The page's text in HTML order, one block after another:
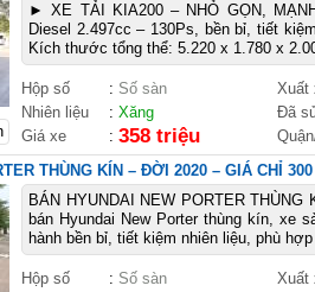
► XE TẢI KIA200 – NHỎ GỌN,
Diesel 2.497cc – 130Ps, bền bỉ, tiết
Kích thước tổng thể: 5.220 x 1.780 x
Hộp số : Số sàn Xuất
Nhiên liệu
: Xăng Đã
Giá xe
: 358 triệu
THÙNG KÍN – ĐỜI 2020 – GIÁ CHỈ
BÁN HYUNDAI NEW PORTER
bán Hyundai New Porter thùng kín, xe
hành bền bỉ, tiết kiệm nhiên liệu, phù
Hộp số : Số sàn Xuất